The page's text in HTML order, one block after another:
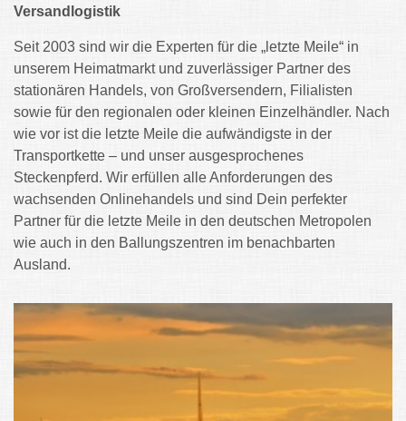
Versandlogistik
Seit 2003 sind wir die Experten für die „letzte Meile“ in
unserem Heimatmarkt und zuverlässiger Partner des
stationären Handels, von Großversendern, Filialisten
sowie für den regionalen oder kleinen Einzelhändler. Nach
wie vor ist die letzte Meile die aufwändigste in der
Transportkette – und unser ausgesprochenes
Steckenpferd. Wir erfüllen alle Anforderungen des
wachsenden Onlinehandels und sind Dein perfekter
Partner für die letzte Meile in den deutschen Metropolen
wie auch in den Ballungszentren im benachbarten
Ausland.